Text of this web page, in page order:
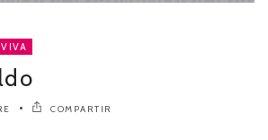
COMPARTIR